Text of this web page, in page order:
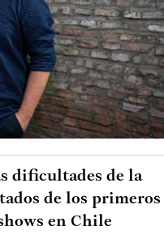
dificultades de la
de los primeros
en Chile